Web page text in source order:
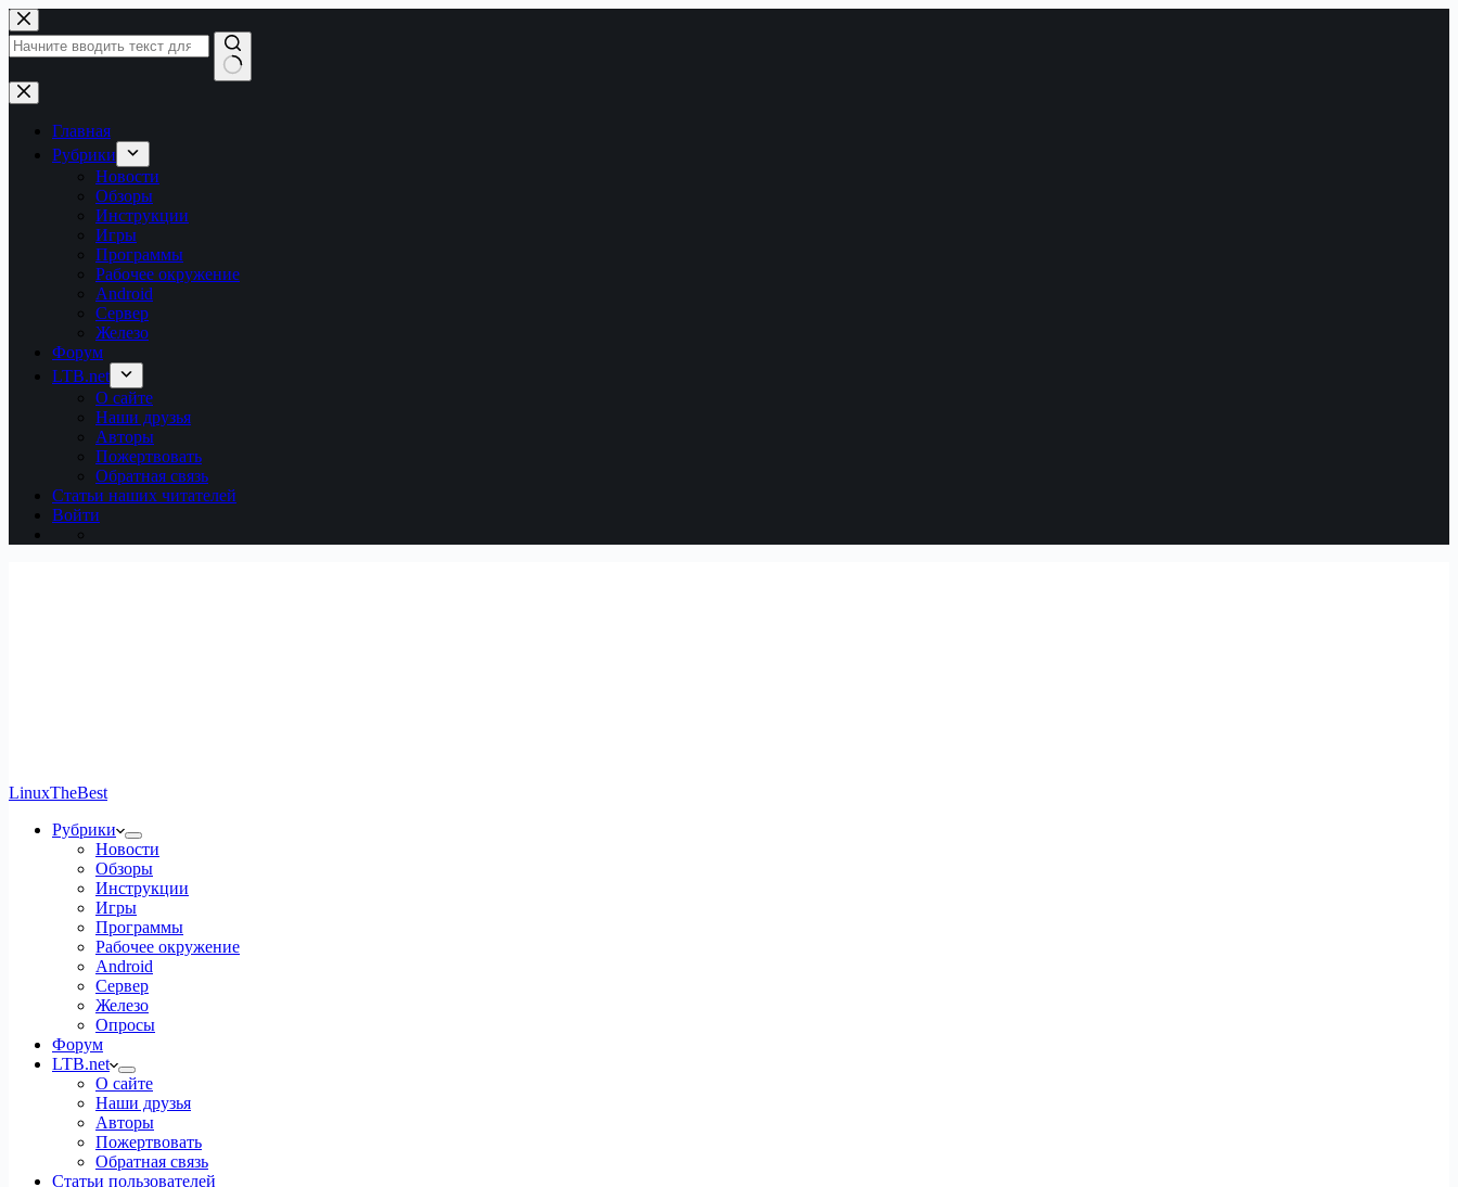
Перейти
к
сути
Ничего
не
найденоГлавная
Рубрики
Новости
Обзоры
Инструкции
Игры
Программы
Рабочее окружение
Android
Сервер
Железо
Форум
LTB.net
О сайте
Наши друзья
Авторы
Пожертвовать
Обратная связь
Статьи наших читателей
Войти
LinuxTheBest
Рубрики
Новости
Обзоры
Инструкции
Игры
Программы
Рабочее окружение
Android
Сервер
Железо
Опросы
Форум
LTB.net
О сайте
Наши друзья
Авторы
Пожертвовать
Обратная связь
Статьи пользователей